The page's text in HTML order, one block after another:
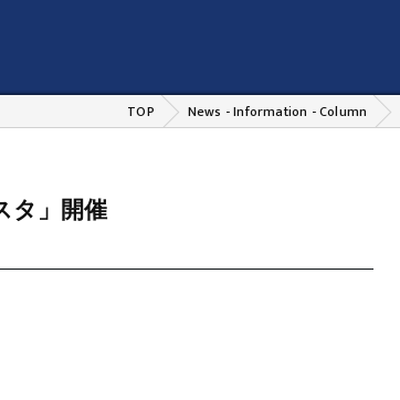
TOP News - Information - Column
タ」開催